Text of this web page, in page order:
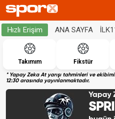
Hızlı Erişim ANA SAYFA
Takımım Fikstür
* Yapay Zeka At yarışı tahminleri ve
12:30 arasında yayınlanmaktadır.
Yapay